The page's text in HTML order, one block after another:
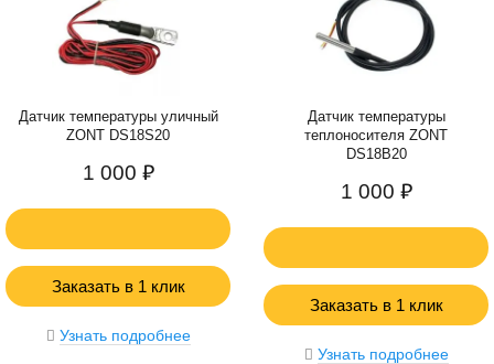
Датчик температуры уличный
ZONT DS18S20
1 000 ₽
Заказать в 1 клик
Узнать подробнее
Датчик температуры
теплоносителя ZONT
DS18B20
1 000 ₽
Заказать в 1 клик
Узнать подробнее